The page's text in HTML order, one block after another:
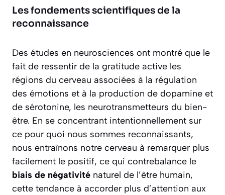
Les fondements scientifiques de la
reconnaissance
Des études en neurosciences ont montré que le
fait de ressentir de la gratitude active les
régions du cerveau associées à la régulation
des émotions et à la production de dopamine et
de sérotonine, les neurotransmetteurs du bien-
être. En se concentrant intentionnellement sur
ce pour quoi nous sommes reconnaissants,
nous entraînons notre cerveau à remarquer plus
facilement le positif, ce qui contrebalance le
biais de négativité naturel de l’être humain,
cette tendance à accorder plus d’attention aux